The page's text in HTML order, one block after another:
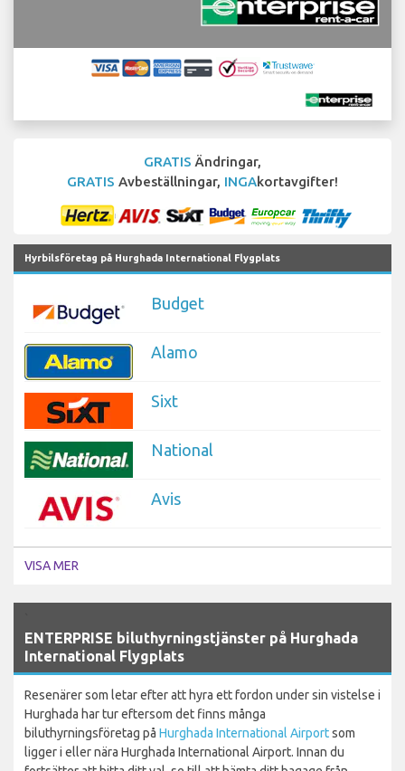
GRATIS Ändringar,
GRATIS Avbeställningar, INGAkortavgifter!
Hyrbilsföretag på Hurghada International Flygplats
Budget
Alamo
Sixt
National
Avis
VISA MER
ENTERPRISE biluthyrningstjänster på Hurghada
International Flygplats
Resenärer som letar efter att hyra ett fordon under sin vistelse i
Hurghada har tur eftersom det finns många
biluthyrningsföretag på Hurghada International Airportsom
ligger i eller nära Hurghada International Airport. Innan du